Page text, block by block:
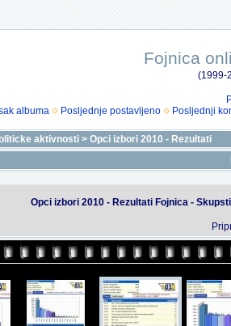
Fojnica
(1999-
albuma
Posljednje postavljeno Posljednji
aktivnosti > Opci izbori 2010 - Rezultati
Opci izbori 2010 - Rezultati Fojnica -